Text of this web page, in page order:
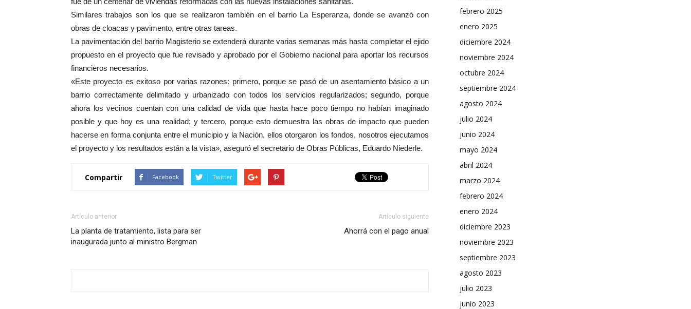
Similares trabajos son los que se realizaron también en el barrio La Esperanza, donde se avanzó con
obras de cloacas y pavimento, entre otras tareas.
La pavimentación del barrio Magisterio se extenderá durante varias semanas más hasta completar el ejido
propuesto en el proyecto que fue revisado y aprobado por el Gobierno nacional para aportar los recursos
financieros necesarios.
«Este proyecto es exitoso por varias razones: primero, porque se pasó de un asentamiento básico a un
barrio correctamente delimitado y urbanizado con todos los servicios regularizados; segundo, porque
ahora los vecinos cuentan con una calidad de vida que hasta hace poco tiempo no habían imaginado
posible y que hoy es una realidad; y tercero, porque esto demuestra las obras de impacto que pueden
hacerse en forma conjunta entre el municipio y la Nación, ellos otorgaron los fondos, nosotros ejecutamos
el proyecto y los resultados están a la vista», aseguró el secretario de Obras Públicas, Eduardo Niederle.
Compartir Facebook Twitter
Artículo anterior
La planta de tratamiento, lista para ser
inaugurada junto al ministro Bergman
Artículo siguiente
Ahorrá con el pago anual
febrero 2025
enero 2025
diciembre 2024
noviembre 2024
octubre 2024
septiembre 2024
agosto 2024
julio 2024
junio 2024
mayo 2024
abril 2024
marzo 2024
febrero 2024
enero 2024
diciembre 2023
noviembre 2023
septiembre 2023
agosto 2023
julio 2023
junio 2023